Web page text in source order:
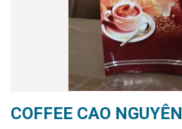
COFFEE CAO NGUYÊN